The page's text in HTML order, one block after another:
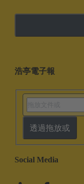
浩亭電子報
透過拖放或
Social Media